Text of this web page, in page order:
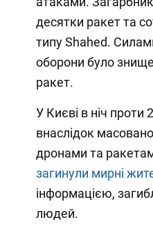
десятки ракет та
типу Shahed.
оборони було
ракет.
У Києві в ніч проти
внаслідок
дронами та
загинули мирні
інформацією,
людей.